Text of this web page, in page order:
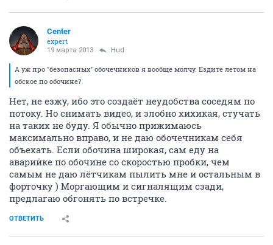
Center
expert
19 марта 2013 Hud
А уж про "безопасных" обочечников я вообще молчу. Ездите летом на
обское по обочине?
Нет, не езжу, ибо это создаёт неудобства соседям по
потоку. Но снимать видео, и злобно хихикая, стучать
на таких не буду. Я обычно прижимаюсь
максимально вправо, и не даю обочечникам себя
объехать. Если обочина широкая, сам еду на
аварийке по обочине со скоростью пробки, чем
самым не даю лётчикам пылить мне и остальным в
форточку ) Моргающим и сигналящим сзади,
предлагаю обгонять по встречке.
ОТВЕТИТЬ